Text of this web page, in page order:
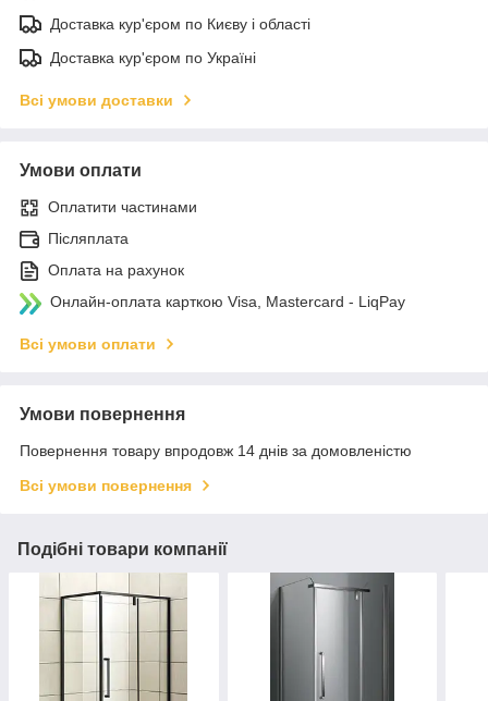
Доставка кур'єром по Києву і області
Доставка кур'єром по Україні
Всі умови доставки
Умови оплати
Оплатити частинами
Післяплата
Оплата на рахунок
Онлайн-оплата карткою Visa, Mastercard - LiqPay
Всі умови оплати
Умови повернення
Повернення товару впродовж 14 днів за домовленістю
Всі умови повернення
Подібні товари компанії